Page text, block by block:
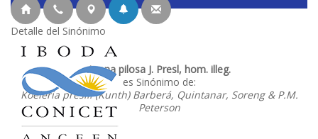
Detalle del Sinónimo
Avena pilosa J. Presl, hom. illeg.
es Sinónimo de:
Koeleria preslii (Kunth) Barberá, Quintanar, Soreng & P.M.
Peterson